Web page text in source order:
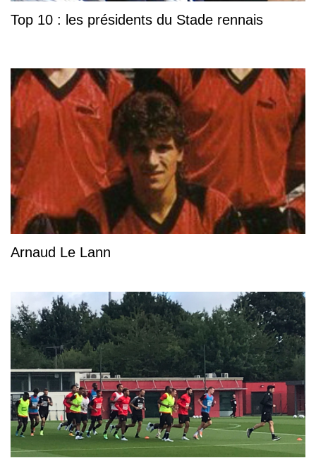
Top 10 : les présidents du Stade rennais
Arnaud Le Lann